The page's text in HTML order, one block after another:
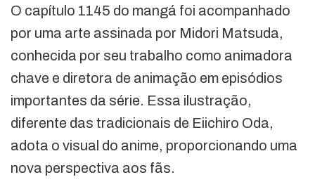
O capítulo 1145 do mangá foi acompanhado
por uma arte assinada por Midori Matsuda,
conhecida por seu trabalho como animadora
chave e diretora de animação em episódios
importantes da série. Essa ilustração,
diferente das tradicionais de Eiichiro Oda,
adota o visual do anime, proporcionando uma
nova perspectiva aos fãs.